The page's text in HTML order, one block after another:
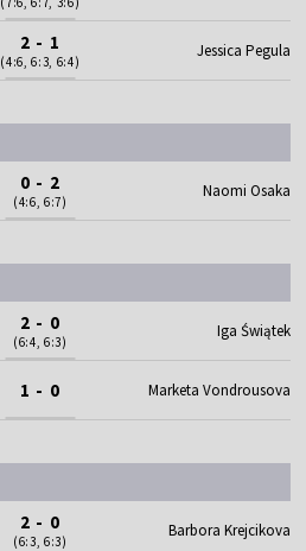
2 - 1
(4:6, 6:3, 6:4)
Jessica Pegula
0 - 2
(4:6, 6:7)
Naomi Osaka
2 - 0
(6:4, 6:3)
Iga Świątek
1 - 0 Marketa Vondrousova
2 - 0
(6:3, 6:3)
Barbora Krejcikova